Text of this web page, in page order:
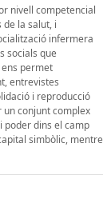
nivell competencial
la salut, i
infermera
socials que
permet
entrevistes
i reproducció
un conjunt complex
poder dins el camp
simbòlic, mentre